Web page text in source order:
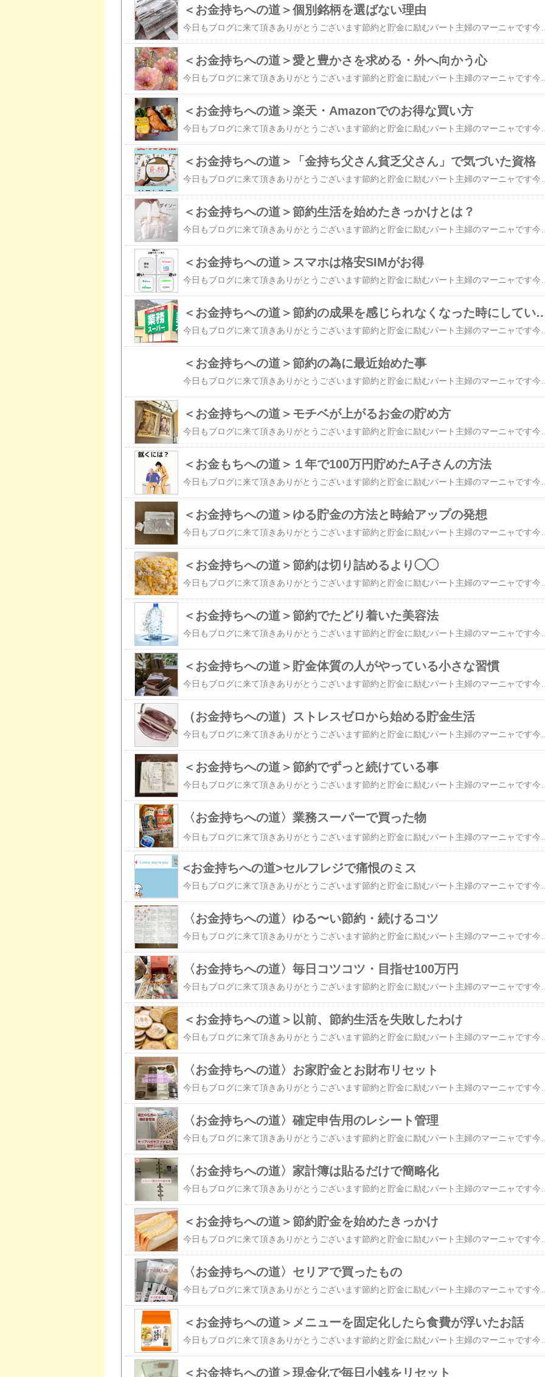
＜お金持ちへの道＞個別銘柄を選ばない理由
＜お金持ちへの道＞愛と豊かさを求める・外へ向かう心
＜お金持ちへの道＞楽天・Amazonでのお得な買い方
＜お金持ちへの道＞「金持ち父さん貧乏父さん」で気づいた資格
＜お金持ちへの道＞節約生活を始めたきっかけとは？
＜お金持ちへの道＞スマホは格安SIMがお得
＜お金持ちへの道＞節約の成果を感じられ
＜お金持ちへの道＞節約の為に最近始めた事
＜お金持ちへの道＞モチベが上がるお金の貯め方
＜お金もちへの道＞１年で100万円貯めたA子さんの方法
＜お金持ちへの道＞ゆる貯金の方法と時給アップの発想
＜お金持ちへの道＞節約は切り詰めるより◯◯
＜お金持ちへの道＞節約でたどり着いた美容法
＜お金持ちへの道＞貯金体質の人がやっている小さな習慣
（お金持ちへの道）ストレスゼロから始める貯金生活
＜お金持ちへの道＞節約でずっと続けている事
〈お金持ちへの道〉業務スーパーで買った物
<お金持ちへの道>セルフレジで痛恨のミス
〈お金持ちへの道〉ゆる〜い節約・続けるコツ
〈お金持ちへの道〉毎日コツコツ・目指せ100万円
＜お金持ちへの道＞以前、節約生活を失敗したわけ
〈お金持ちへの道〉お家貯金とお財布リセット
〈お金持ちへの道〉確定申告用のレシート管理
〈お金持ちへの道〉家計簿は貼るだけで簡略化
＜お金持ちへの道＞節約貯金を始めたきっかけ
〈お金持ちへの道〉セリアで買ったもの
＜お金持ちへの道＞メニューを固定化したら食費が浮いたお話
＜お金持ちへの道＞現金化で毎日小銭をリセット